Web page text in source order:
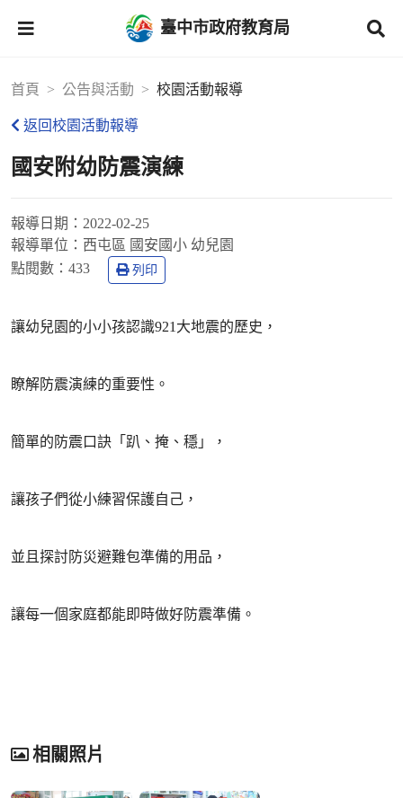
臺中市政府教育局
首頁 公告與活動 校園活動報導
返回校園活動報導
國安附幼防震演練
報導日期： 2022-02-25
報導單位： 西屯區 國安國小 幼兒園
點閱數： 433 列印
讓幼兒園的小小孩認識921大地震的歷史，
瞭解防震演練的重要性。
簡單的防震口訣「趴、掩、穩」，
讓孩子們從小練習保護自己，
並且探討防災避難包準備的用品，
讓每一個家庭都能即時做好防震準備。
相關照片